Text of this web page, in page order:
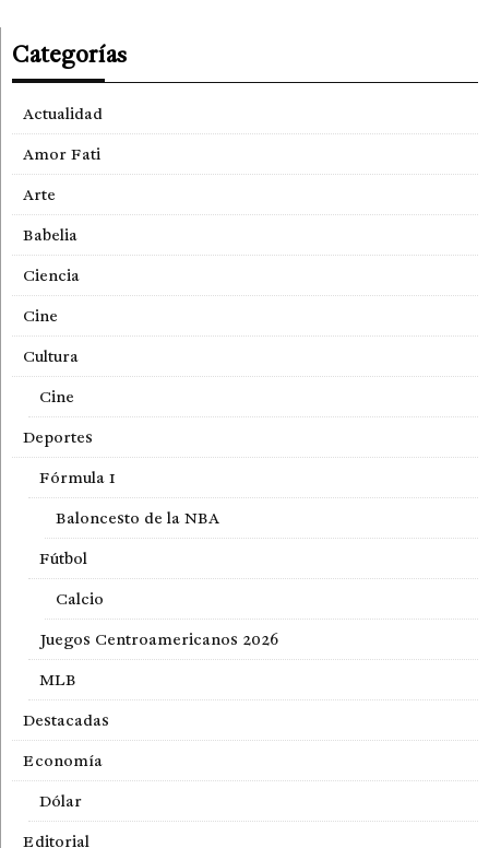
Categorías
Actualidad
Amor Fati
Arte
Babelia
Ciencia
Cine
Cultura
Cine
Deportes
Fórmula 1
Baloncesto de la NBA
Fútbol
Calcio
Juegos Centroamericanos 2026
MLB
Destacadas
Economía
Dólar
Editorial